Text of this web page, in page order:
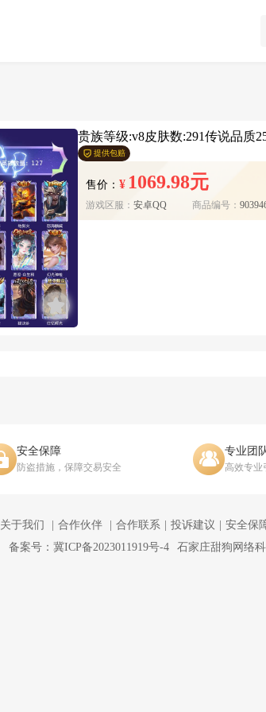
贵族等级:v8皮肤数:291传说品质
提供包赔
售价： ¥ 1069.98元
游戏区服： 安卓QQ 商品编号：
安全保障
防盗措施，保障交易安全
专业团
高效专业
关于我们 合作伙伴 合作联系 投诉建议 安全保
备案号：冀ICP备2023011919号-4
石家庄甜狗网络